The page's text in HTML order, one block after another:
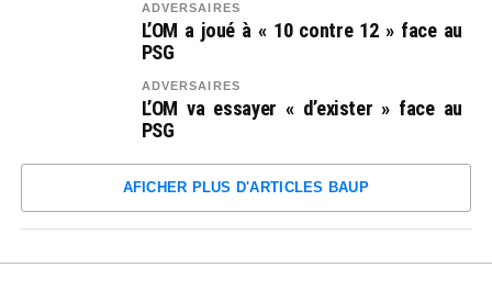
ADVERSAIRES
L’OM a joué à « 10 contre 12 » face au
PSG
ADVERSAIRES
L’OM va essayer « d’exister » face au
PSG
AFICHER PLUS D'ARTICLES BAUP